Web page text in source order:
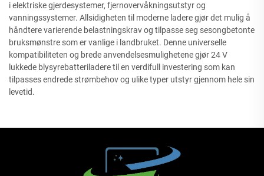
i elektriske gjerdesystemer, fjernovervåkningsutstyr og
vanningssystemer. Allsidigheten til moderne ladere gjør det mulig å
håndtere varierende belastningskrav og tilpasse seg sesongbetonte
bruksmønstre som er vanlige i landbruket. Denne universelle
kompatibiliteten og brede anvendelsesmulighetene gjør 24 V
lukkede blysyrebatteriladere til en verdifull investering som kan
tilpasses endrede strømbehov og ulike typer utstyr gjennom hele sin
levetid.